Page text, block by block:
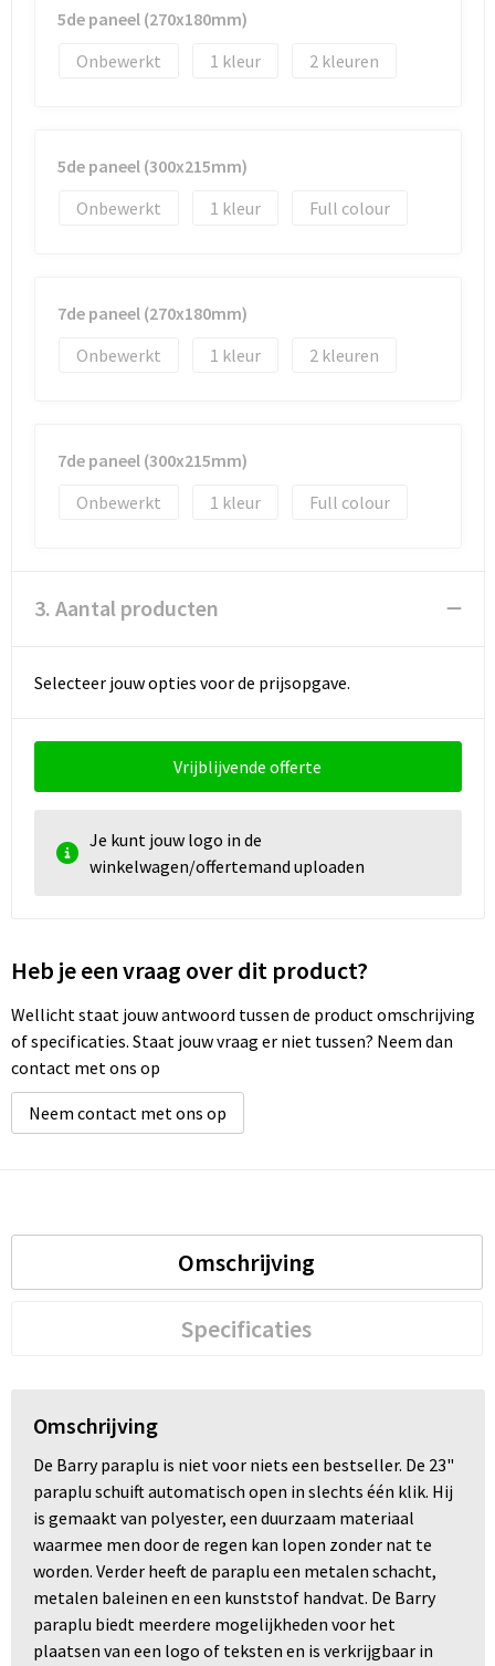
5de paneel (270x180mm)
Onbewerkt
1 2
5de paneel (300x215mm)
Onbewerkt
1 Full colour
7de paneel (270x180mm)
Onbewerkt
1 2
7de paneel (300x215mm)
Onbewerkt
1 Full colour
3. Aantal producten
Selecteer jouw opties voor de prijsopgave.
Vrijblijvende offerte
Je kunt jouw logo in de
winkelwagen/offertemand uploaden
Heb je een vraag over dit product?
Wellicht staat jouw antwoord tussen de product omschrijving
of specificaties. Staat jouw vraag er niet tussen? Neem dan
contact met ons op
Neem contact met ons op
Omschrijving
Specificaties
Omschrijving
De Barry paraplu is niet voor niets een bestseller. De 23"
paraplu schuift automatisch open in slechts één klik. Hij
is gemaakt van polyester, een duurzaam materiaal
waarmee men door de regen kan lopen zonder nat te
worden. Verder heeft de paraplu een metalen schacht,
metalen baleinen en een kunststof handvat. De Barry
paraplu biedt meerdere mogelijkheden voor het
plaatsen van een logo of teksten en is verkrijgbaar in